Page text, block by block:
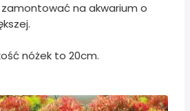
na akwarium o
nóżek to 20cm.